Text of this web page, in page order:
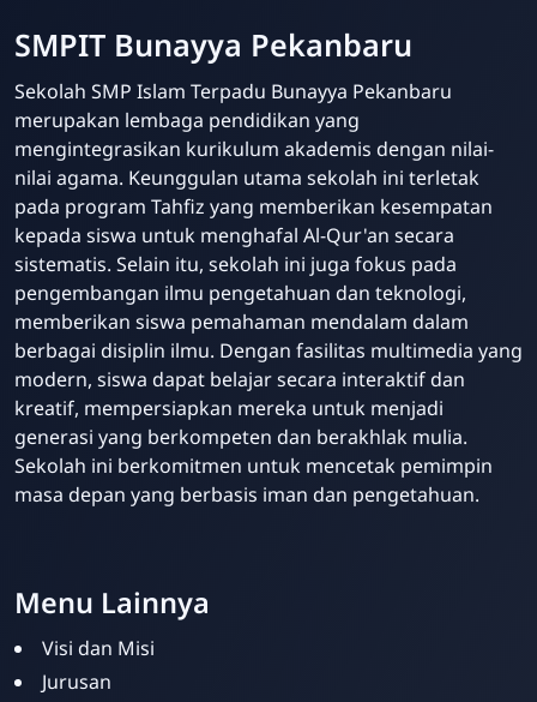
SMPIT Bunayya Pekanbaru
Sekolah SMP Islam Terpadu Bunayya Pekanbaru
merupakan lembaga pendidikan yang
mengintegrasikan kurikulum akademis dengan nilai-
nilai agama. Keunggulan utama sekolah ini terletak
pada program Tahfiz yang memberikan kesempatan
kepada siswa untuk menghafal Al-Qur'an secara
sistematis. Selain itu, sekolah ini juga fokus pada
pengembangan ilmu pengetahuan dan teknologi,
memberikan siswa pemahaman mendalam dalam
berbagai disiplin ilmu. Dengan fasilitas multimedia yang
modern, siswa dapat belajar secara interaktif dan
kreatif, mempersiapkan mereka untuk menjadi
generasi yang berkompeten dan berakhlak mulia.
Sekolah ini berkomitmen untuk mencetak pemimpin
masa depan yang berbasis iman dan pengetahuan.
Menu Lainnya
Visi dan Misi
Jurusan